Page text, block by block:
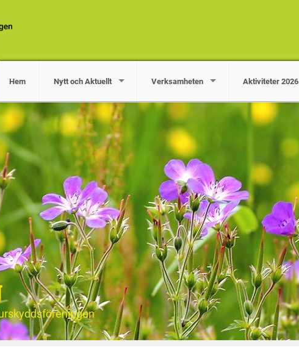
Hem Nytt och Aktuellt Verksamheten Aktiviteter 2026